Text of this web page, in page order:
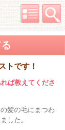
トです！
ば教えてくださ
髪の毛にまつわ
した。